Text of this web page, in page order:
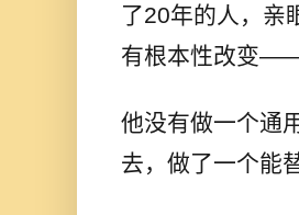
了20年的人，亲
有根本性改变——
他没有做一个通
去，做了一个能